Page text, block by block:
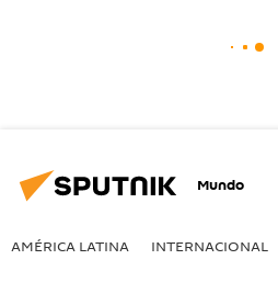
Mundo
AMÉRICA LATINA INTERNACIONAL